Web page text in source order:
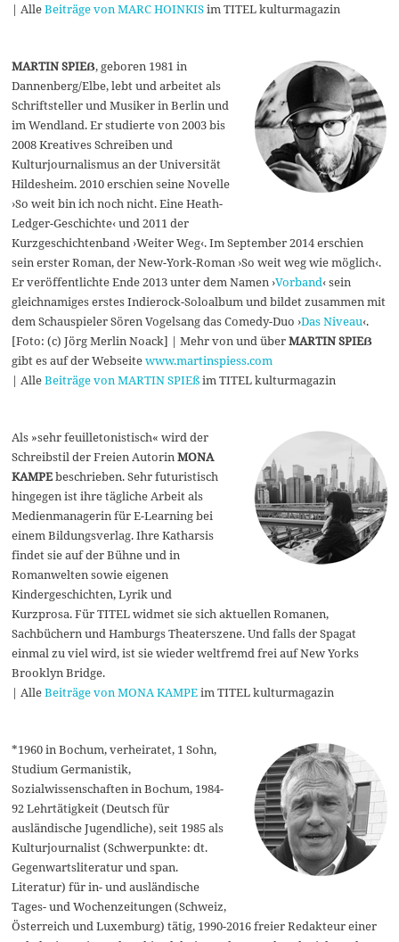
| AlleBeiträge von MARC HOINKISim TITEL kulturmagazin
MARTIN SPIEẞ, geboren 1981 in
Dannenberg/Elbe, lebt und arbeitet als
Schriftsteller und Musiker in Berlin und
im Wendland. Er studierte von 2003 bis
2008 Kreatives Schreiben und
Kulturjournalismus an der Universität
Hildesheim. 2010 erschien seine Novelle
›So weit bin ich noch nicht. Eine Heath-
Ledger-Geschichte‹ und 2011 der
Kurzgeschichtenband ›Weiter Weg‹. Im September 2014 erschien
sein erster Roman, der New-York-Roman ›So weit weg wie möglich‹.
Er veröffentlichte Ende 2013 unter dem Namen ›Vorband‹ sein
gleichnamiges erstes Indierock-Soloalbum und bildet zusammen mit
dem Schauspieler Sören Vogelsang das Comedy-Duo ›Das Niveau‹.
[Foto: (c) Jörg Merlin Noack] | Mehr von und überMARTIN SPIEẞ
gibt es auf der Webseitewww.martinspiess.com
| AlleBeiträge von MARTIN SPIEßim TITEL kulturmagazin
Als »sehr feuilletonistisch« wird der
Schreibstil der Freien AutorinMONA
KAMPEbeschrieben. Sehr futuristisch
hingegen ist ihre tägliche Arbeit als
Medienmanagerin für E-Learning bei
einem Bildungsverlag. Ihre Katharsis
findet sie auf der Bühne und in
Romanwelten sowie eigenen
Kindergeschichten, Lyrik und
Kurzprosa. Für TITEL widmet sie sich aktuellen Romanen,
Sachbüchern und Hamburgs Theaterszene. Und falls der Spagat
einmal zu viel wird, ist sie wieder weltfremd frei auf New Yorks
Brooklyn Bridge.
| AlleBeiträge von MONA KAMPEim TITEL kulturmagazin
*1960 in Bochum, verheiratet, 1 Sohn,
Studium Germanistik,
Sozialwissenschaften in Bochum, 1984-
92 Lehrtätigkeit (Deutsch für
ausländische Jugendliche), seit 1985 als
Kulturjournalist (Schwerpunkte: dt.
Gegenwartsliteratur und span.
Literatur) für in- und ausländische
Tages- und Wochenzeitungen (Schweiz,
Österreich und Luxemburg) tätig, 1990-2016 freier Redakteur einer